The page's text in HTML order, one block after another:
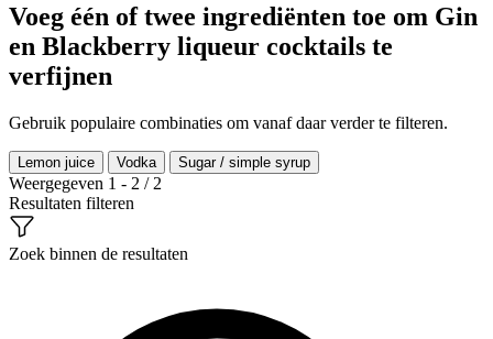
Voeg één of twee ingrediënten toe om Gin
en Blackberry liqueur cocktails te
verfijnen
Gebruik populaire combinaties om vanaf daar verder te filteren.
Lemon juice Vodka Sugar / simple syrup
Weergegeven 1 - 2 / 2
Resultaten filteren
Zoek binnen de resultaten